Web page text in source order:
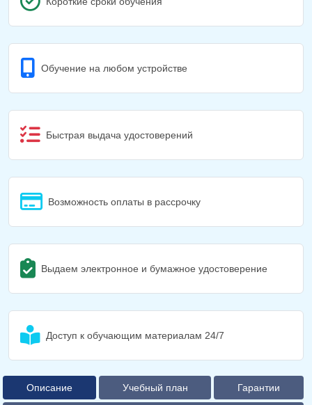
Обучение на любом устройстве
Быстрая выдача удостоверений
Возможность оплаты в рассрочку
Выдаем электронное и бумажное удостоверение
Доступ к обучающим материалам 24/7
Описание Учебный план Гарантии